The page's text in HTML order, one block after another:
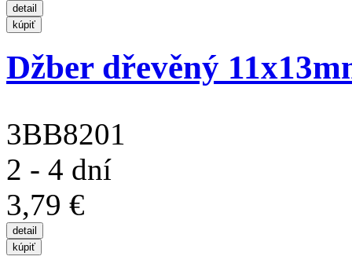
Džber dřevěný
3BB8201
2 - 4 dní
3,79 €